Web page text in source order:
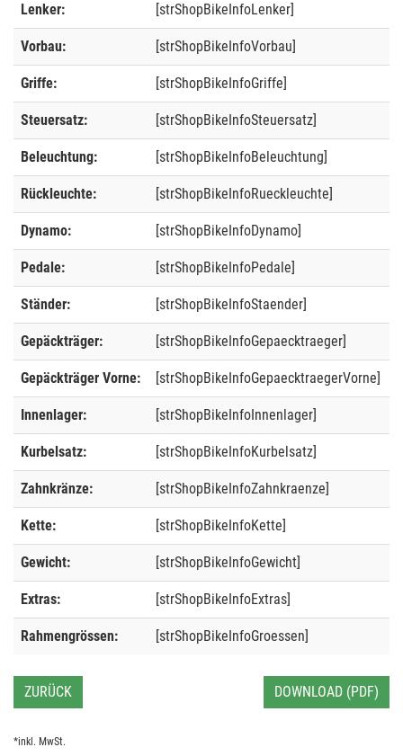
Lenker: [strShopBikeInfoLenker]
Vorbau: [strShopBikeInfoVorbau]
Griffe: [strShopBikeInfoGriffe]
Steuersatz: [strShopBikeInfoSteuersatz]
Beleuchtung: [strShopBikeInfoBeleuchtung]
Rückleuchte: [strShopBikeInfoRueckleuchte]
Dynamo: [strShopBikeInfoDynamo]
Pedale: [strShopBikeInfoPedale]
Ständer: [strShopBikeInfoStaender]
Gepäckträger: [strShopBikeInfoGepaecktraeger]
Gepäckträger Vorne: [strShopBikeInfoGepaecktraegerVorne]
Innenlager: [strShopBikeInfoInnenlager]
Kurbelsatz: [strShopBikeInfoKurbelsatz]
Zahnkränze: [strShopBikeInfoZahnkraenze]
Kette: [strShopBikeInfoKette]
Gewicht: [strShopBikeInfoGewicht]
Extras: [strShopBikeInfoExtras]
Rahmengrössen: [strShopBikeInfoGroessen]
ZURÜCK DOWNLOAD (PDF)
*inkl. MwSt.